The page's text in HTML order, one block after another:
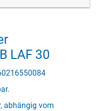
LAF 30
abhängig vom